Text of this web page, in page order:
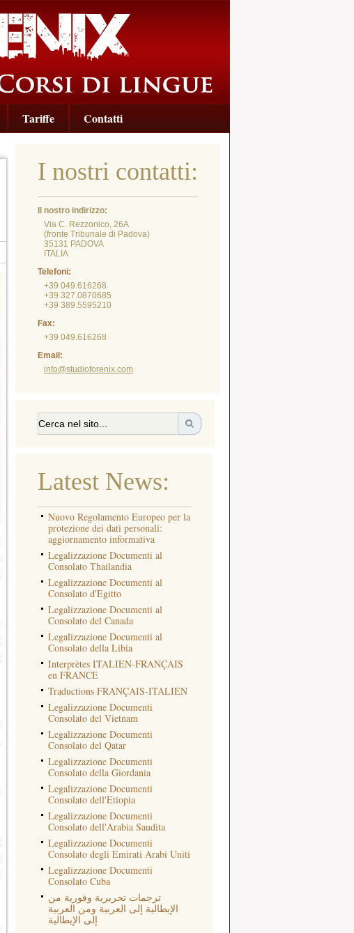
Tariffe Contatti
I nostri contatti:
Il nostro indirizzo:
Via C. Rezzonico, 26A
(fronte Tribunale di Padova)
35131 PADOVA
ITALIA
Telefoni:
+39 049.616268
+39 327.0870685
+39 389.5595210
Fax:
+39 049.616268
Email:
info@studioforenix.com
Latest News:
Nuovo Regolamento Europeo per la
protezione dei dati personali:
aggiornamento informativa
Legalizzazione Documenti al
Consolato Thailandia
Legalizzazione Documenti al
Consolato d'Egitto
Legalizzazione Documenti al
Consolato del Canada
Legalizzazione Documenti al
Consolato della Libia
Interprètes ITALIEN-FRANÇAIS
en FRANCE
Traductions FRANÇAIS-ITALIEN
Legalizzazione Documenti
Consolato del Vietnam
Legalizzazione Documenti
Consolato del Qatar
Legalizzazione Documenti
Consolato della Giordania
Legalizzazione Documenti
Consolato dell'Etiopia
Legalizzazione Documenti
Consolato dell'Arabia Saudita
Legalizzazione Documenti
Consolato degli Emirati Arabi Uniti
Legalizzazione Documenti
Consolato Cuba
ترجمات تحريرية وفورية من
الإيطالية إلى العربية ومن العربية
إلى الإيطالية